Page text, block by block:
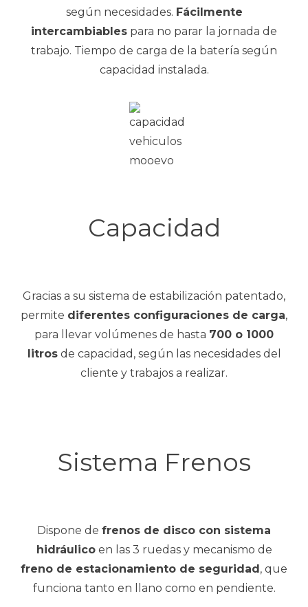
según necesidades. Fácilmente
intercambiables para no parar la jornada de
trabajo. Tiempo de carga de la batería según
capacidad instalada.
Capacidad
Gracias a su sistema de estabilización patentado,
permite diferentes configuraciones de carga,
para llevar volúmenes de hasta 700 o 1000
litrosde capacidad, según las necesidades del
cliente y trabajos a realizar.
Sistema Frenos
Dispone de frenos de disco con sistema
hidráulicoen las 3 ruedas y mecanismo de
freno de estacionamiento de seguridad , que
funciona tanto en llano como en pendiente.